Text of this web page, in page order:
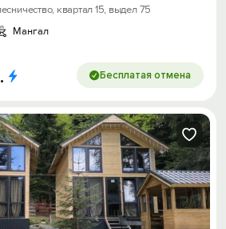
квартал 15, выдел 75
Мангал
Бесплатая отмена